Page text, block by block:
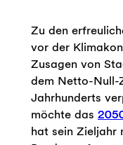
Zu den
vor der
Zusagen von
dem Netto-Null-
Jahrhunderts
möchte das
hat sein Zieljahr